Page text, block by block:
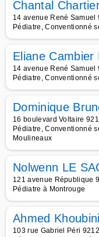
Chantal
14 avenue René
Pédiatre, Conventionné
Eliane Cambier
14 avenue René
Pédiatre, Conventionné
Dominique
16 boulevard Voltaire
Pédiatre, Conventionné
Moulineaux
Nolwenn LE
121 avenue République
Pédiatre à Montrouge
Ahmed Khoubini
103 rue Gabriel Péri